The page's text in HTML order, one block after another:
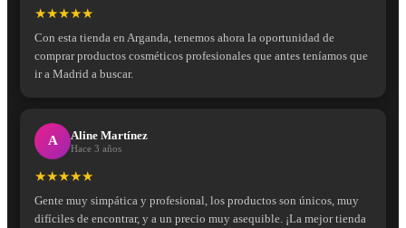
★★★★★
Con esta tienda en Arganda, tenemos ahora la oportunidad de
comprar productos cosméticos profesionales que antes teníamos que
ir a Madrid a buscar.
A Aline Martínez
Hace 3 años
★★★★★
Gente muy simpática y profesional, los productos son únicos, muy
difíciles de encontrar, y a un precio muy asequible. ¡La mejor tienda